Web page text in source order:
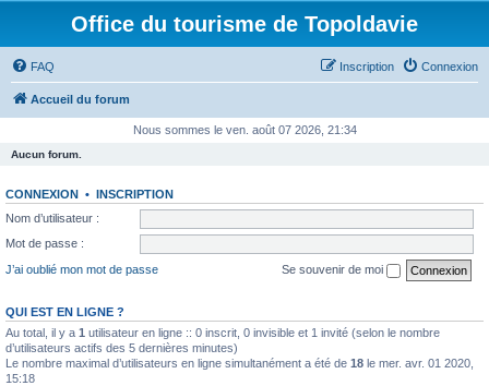
Office du tourisme de Topoldavie
FAQ Connexion
Inscription
Accueil du forum
Nous sommes le ven. août 07 2026, 21:34
Aucun forum.
CONNEXION • INSCRIPTION
Nom d’utilisateur :
Mot de passe :
J’ai oublié mon mot de passe
Se souvenir de moi
QUI EST EN LIGNE ?
Au total, il y a 1 utilisateur en ligne :: 0 inscrit, 0 invisible et 1 invité (selon le nombre
d’utilisateurs actifs des 5 dernières minutes)
Le nombre maximal d’utilisateurs en ligne simultanément a été de 18 le mer. avr. 01 2020,
15:18